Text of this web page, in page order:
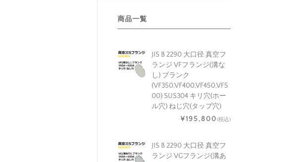
商品一覧
JIS B 2290 大口径 真空フ
ランジ VFフランジ(溝な
し) ブランク
(VF350,VF400,VF450,VF5
00) SUS304 キリ穴(ホー
ル穴) ねじ穴(タップ穴)
¥195,800(税込)
JIS B 2290 大口径 真空フ
ランジ VGフランジ(溝あ